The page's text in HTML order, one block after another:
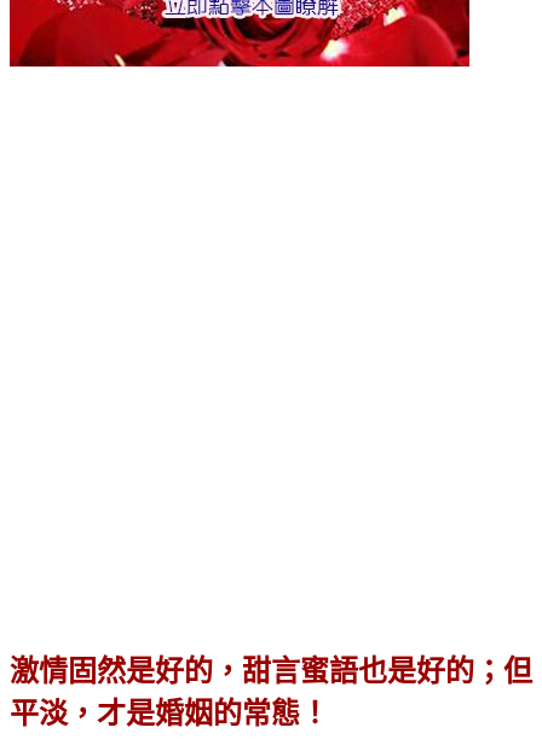
激情固然是好的，甜言蜜語也是好的；但
平淡，才是婚姻的常態！